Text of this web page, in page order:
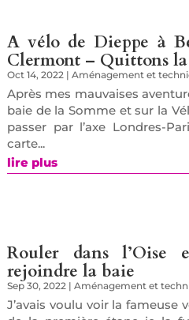
A vélo de Dieppe à
Clermont – Quittons
Oct 14, 2022 | Aménagement et
Après mes mauvaises
baie de la Somme et sur la
passer par l’axe Londres-
carte...
lire plus
Rouler dans l’Oise
rejoindre la baie
Sep 30, 2022| Aménagement et
J’avais voulu voir la fameuse